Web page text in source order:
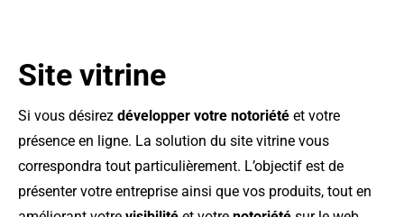
Site vitrine
Si vous désirez développer votre notoriété et votre
présence en ligne. La solution du site vitrine vous
correspondra tout particulièrement. L’objectif est de
présenter votre entreprise ainsi que vos produits, tout en